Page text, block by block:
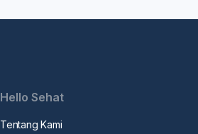
Hello Sehat
Tentang Kami